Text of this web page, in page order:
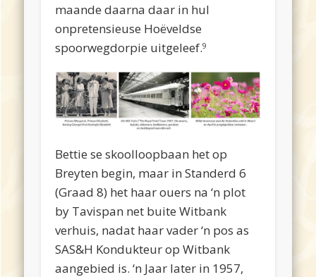
maande daarna daar in hul
onpretensieuse Hoëveldse
spoorwegdorpie uitgeleef.9
Bettie se skoolloopbaan het op
Breyten begin, maar in Standerd 6
(Graad 8) het haar ouers na ‘n plot
by Tavispan net buite Witbank
verhuis, nadat haar vader ‘n pos as
SAS&H Kondukteur op Witbank
aangebied is. ‘n Jaar later in 1957,